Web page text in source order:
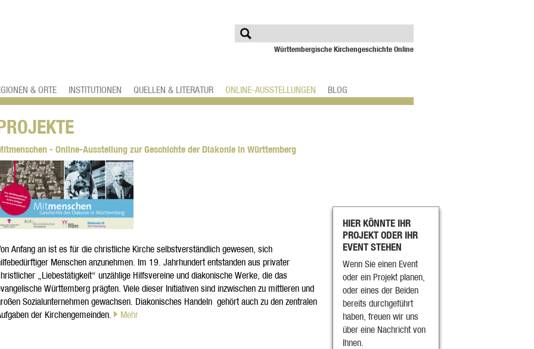
& ORTE INSTITUTIONEN QUELLEN & LITERATUR ONLINE-AUSSTELLUNGEN BLOG
Württembergische Kirchengeschichte Online
HIER KÖNNTE IHR
PROJEKT ODER IHR
EVENT STEHEN
Wenn Sie einen Event
oder ein Projekt planen,
oder eines der Beiden
bereits durchgeführt
haben, freuen wir uns
über eine Nachricht von
Ihnen.
- Online-Ausstellung zur Geschichte der Diakonie in Württemberg
Anfang an ist es für die christliche Kirche selbstverständlich gewesen, sich
Menschen anzunehmen. Im 19. Jahrhundert entstanden aus privater
„Liebestätigkeit“ unzählige Hilfsvereine und diakonische Werke, die das
Württemberg prägten. Viele dieser Initiativen sind inzwischen zu mittleren und
Sozialunternehmen gewachsen. Diakonisches Handeln gehört auch zu den zentralen
der Kirchengemeinden.
Mehr